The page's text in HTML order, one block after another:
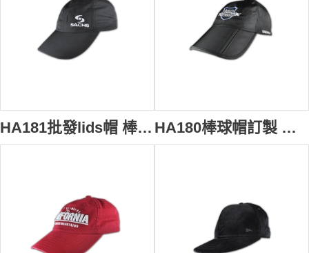
HA181批發lids帽 棒球帽訂製 棒球帽設計 香港 HA180棒球帽訂製 棒球帽設計 香港